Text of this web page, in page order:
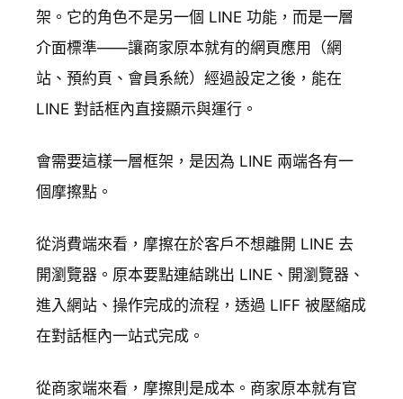
架。它的角色不是另一個 LINE 功能，而是一層
介面標準——讓商家原本就有的網頁應用（網
站、預約頁、會員系統）經過設定之後，能在
LINE 對話框內直接顯示與運行。
會需要這樣一層框架，是因為 LINE 兩端各有一
個摩擦點。
從消費端來看，摩擦在於客戶不想離開 LINE 去
開瀏覽器。原本要點連結跳出 LINE、開瀏覽器、
進入網站、操作完成的流程，透過 LIFF 被壓縮成
在對話框內一站式完成。
從商家端來看，摩擦則是成本。商家原本就有官